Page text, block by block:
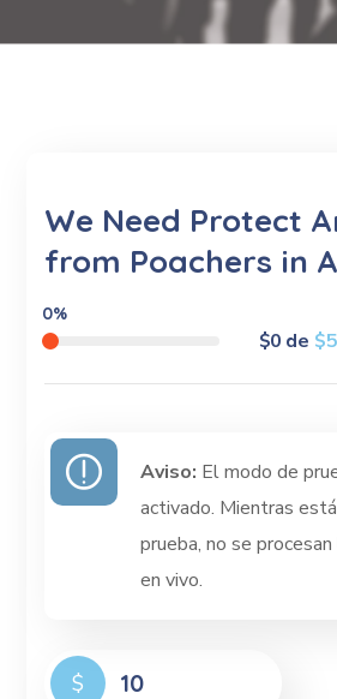
We Need Protect
from Poachers in
$0de
0%
Aviso: El modo de
activado. Mientras
prueba, no se
en vivo.
$